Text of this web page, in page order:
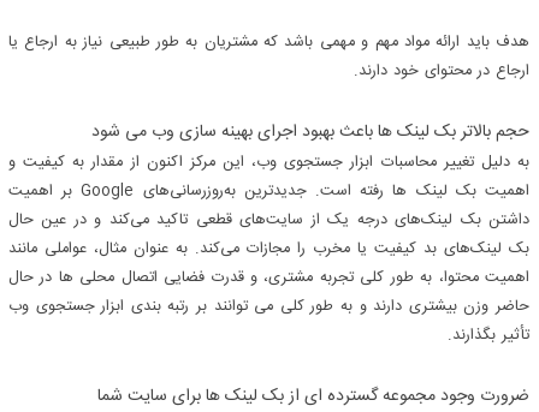
هدف باید ارائه مواد مهم و مهمی باشد که مشتریان به طور طبیعی نیاز به ارجاع یا
ارجاع در محتوای خود دارند.
حجم بالاتر بک لینک ها باعث بهبود اجرای بهینه سازی وب می شود
به دلیل تغییر محاسبات ابزار جستجوی وب، این مرکز اکنون از مقدار به کیفیت و
اهمیت بک لینک ها رفته است. جدیدترین به‌روزرسانی‌های Google بر اهمیت
داشتن بک لینک‌های درجه یک از سایت‌های قطعی تاکید می‌کند و در عین حال
بک لینک‌های بد کیفیت یا مخرب را مجازات می‌کند. به عنوان مثال، عواملی مانند
اهمیت محتوا، به طور کلی تجربه مشتری، و قدرت فضایی اتصال محلی ها در حال
حاضر وزن بیشتری دارند و به طور کلی می توانند بر رتبه بندی ابزار جستجوی وب
تأثیر بگذارند.
ضرورت وجود مجموعه گسترده ای از بک لینک ها برای سایت شما